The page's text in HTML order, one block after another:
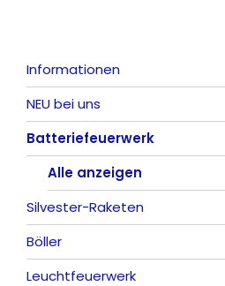
Informationen
NEU bei uns
Alle anzeigen
Batteriefeuerwerk
Alle anzeigen
Silvester-Raketen
Alle anzeigen
Böller
Alle anzeigen
Leuchtfeuerwerk